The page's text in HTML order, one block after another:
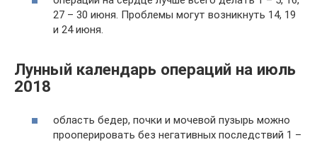
27 – 30 июня. Проблемы могут возникнуть 14, 19
и 24 июня.
Лунный календарь операций на июль
2018
область бедер, почки и мочевой пузырь можно
прооперировать без негативных последствий 1 –